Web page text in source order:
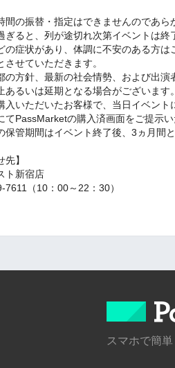
間の振替・指定はできませんのであら
ぎると、列が途切れ次第イベントは終
の症状があり、体調に不安のある方
させていただきます。
の方針、最新の社会情勢、および出
あるいは延期となる場合がございます。
入いただいたお客様で、当日イベン
てPassMarketの購入済画面をご提示
保管期間はイベント終了後、3ヵ月間
先】
ト新宿店
（10：00～22：30）
スマホで簡